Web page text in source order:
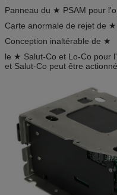
Panneau du ★ PSAM pour
Carte anormale de rejet de
Conception inaltérable de ★
le ★ Salut-Co et Lo-Co pour
et Salut-Co peut être